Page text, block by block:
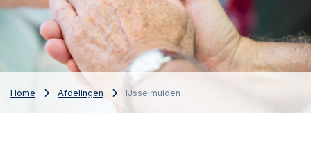
Home Afdelingen IJsselmuiden